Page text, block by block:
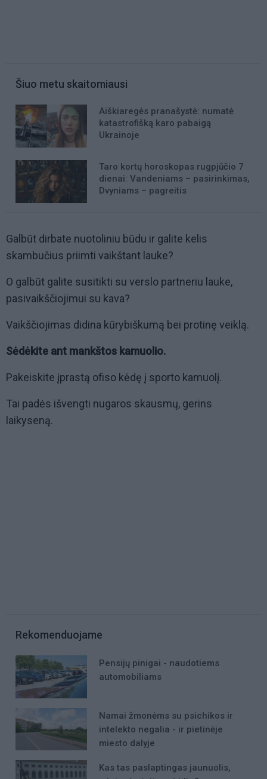
Šiuo metu skaitomiausi
Aiškiaregės pranašystė: numatė
katastrofišką karo pabaigą
Ukrainoje
Taro kortų horoskopas rugpjūčio 7
dienai: Vandeniams – pasirinkimas,
Dvyniams – pagreitis
Galbūt dirbate nuotoliniu būdu ir galite kelis
skambučius priimti vaikštant lauke?
O galbūt galite susitikti su verslo partneriu lauke,
pasivaikščiojimui su kava?
Vaikščiojimas didina kūrybiškumą bei protinę veiklą.
Sėdėkite ant mankštos kamuolio.
Pakeiskite įprastą ofiso kėdę į sporto kamuolį.
Tai padės išvengti nugaros skausmų, gerins
laikyseną.
Rekomenduojame
Pensijų pinigai - naudotiems
automobiliams
Namai žmonėms su psichikos ir
intelekto negalia - ir pietinėje
miesto dalyje
Kas tas paslaptingas jaunuolis,